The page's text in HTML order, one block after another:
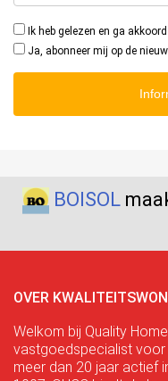
Ik heb gelezen en ga
Ja, abonneer mij op de
BOISOL
OVER
Welkom bij Quality
vastgoedspecialist voor
meer dan 20 jaar actief